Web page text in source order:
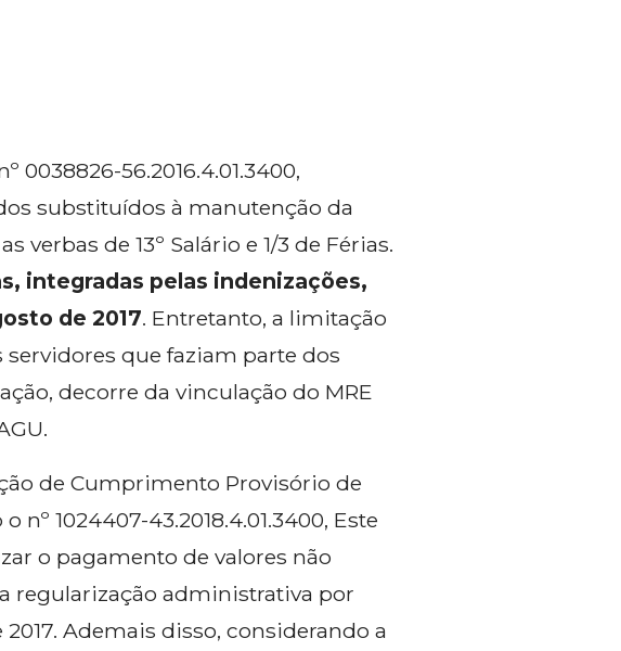
56.2016.4.01.3400,
substituídos à manutenção da
de 13º Salário e 1/3 de Férias.
integradas pelas indenizações,
de 2017. Entretanto, a limitação
que faziam parte dos
decorre da vinculação do MRE
de Cumprimento Provisório de
1024407-43.2018.4.01.3400, Este
o pagamento de valores não
regularização administrativa por
Ademais disso, considerando a